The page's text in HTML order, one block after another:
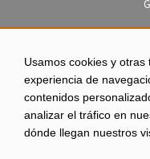
Usamos cookies y
experiencia de
contenidos
analizar el tráfico en
dónde llegan nuestros